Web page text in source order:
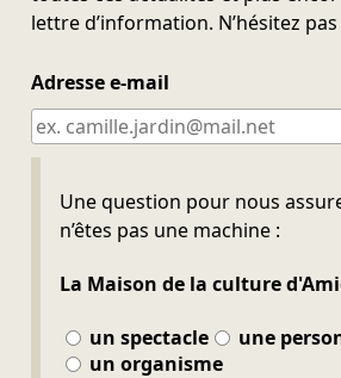
lettre d’information. N’hésitez
Adresse e-mail
Une question pour nous
n’êtes pas une machine :
La Maison de la culture
un spectacle
une
un organisme
Ne pas remplir